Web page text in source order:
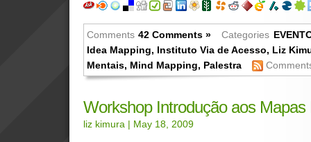
Comments 42 Comments » Categories
Idea Mapping, Instituto Via de Acesso, Liz
Mentais, Mind Mapping, Palestra
Workshop Introdução aos
liz kimura | May 18, 2009